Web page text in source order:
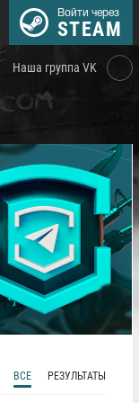
Войти через
STEAM
Наша группа VK
ВСЕ РЕЗУЛЬТАТЫ